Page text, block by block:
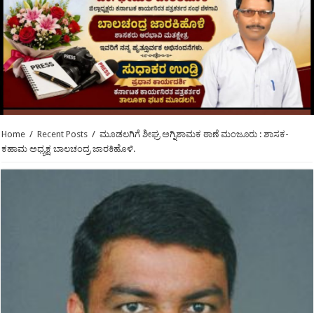
Home / Recent Posts / ಮೂಡಲಗಿಗೆ ಶೀಘ್ರ ಅಗ್ನಿಶಾಮಕ ಠಾಣೆ ಮಂಜೂರು : ಶಾಸಕ-
ಕಹಾಮ ಅಧ್ಯಕ್ಷ ಬಾಲಚಂದ್ರ ಜಾರಕಿಹೊಳಿ.